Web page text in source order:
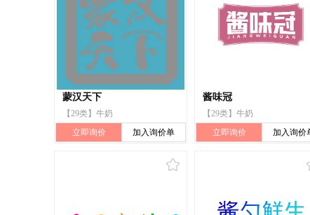
蒙汉天下
【29类】牛奶
立即询价
加入询价单
酱味冠
【29类】牛奶
立即询价
加入询价